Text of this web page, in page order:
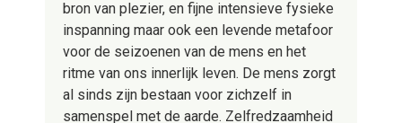
bron van plezier, en fijne intensieve fysieke
inspanning maar ook een levende metafoor
voor de seizoenen van de mens en het
ritme van ons innerlijk leven. De mens zorgt
al sinds zijn bestaan voor zichzelf in
samenspel met de aarde. Zelfredzaamheid